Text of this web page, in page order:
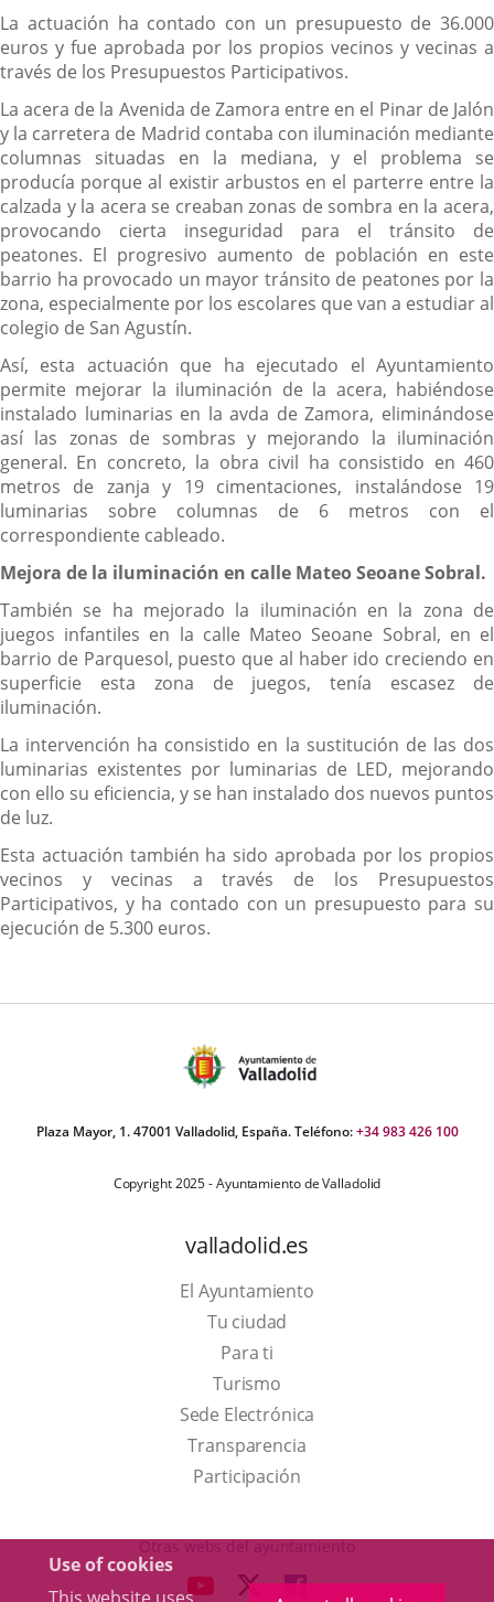
Use of cookies
La actuación ha contado con un presupuesto de 36.000
euros y fue aprobada por los propios vecinos y vecinas a
través de los Presupuestos Participativos.
La acera de la Avenida de Zamora entre en el Pinar de Jalón
y la carretera de Madrid contaba con iluminación mediante
columnas situadas en la mediana, y el problema se
producía porque al existir arbustos en el parterre entre la
calzada y la acera se creaban zonas de sombra en la acera,
provocando cierta inseguridad para el tránsito de
peatones. El progresivo aumento de población en este
barrio ha provocado un mayor tránsito de peatones por la
zona, especialmente por los escolares que van a estudiar al
colegio de San Agustín.
Así, esta actuación que ha ejecutado el Ayuntamiento
permite mejorar la iluminación de la acera, habiéndose
instalado luminarias en la avda de Zamora, eliminándose
así las zonas de sombras y mejorando la iluminación
general. En concreto, la obra civil ha consistido en 460
metros de zanja y 19 cimentaciones, instalándose 19
luminarias sobre columnas de 6 metros con el
correspondiente cableado.
Mejora de la iluminación en calle Mateo Seoane Sobral.
También se ha mejorado la iluminación en la zona de
juegos infantiles en la calle Mateo Seoane Sobral, en el
barrio de Parquesol, puesto que al haber ido creciendo en
superficie esta zona de juegos, tenía escasez de
iluminación.
La intervención ha consistido en la sustitución de las dos
luminarias existentes por luminarias de LED, mejorando
con ello su eficiencia, y se han instalado dos nuevos puntos
de luz.
Esta actuación también ha sido aprobada por los propios
vecinos y vecinas a través de los Presupuestos
Participativos, y ha contado con un presupuesto para su
ejecución de 5.300 euros.
Plaza Mayor, 1. 47001 Valladolid, España. Teléfono:+34 983 426 100
Copyright 2025 - Ayuntamiento de Valladolid
valladolid.es
El Ayuntamiento
Tu ciudad
Para ti
TurismoThis
link
will
open
a
Sede Electrónica
Transparencia
Participación
Otras webs del ayuntamiento
LINK LINKLINK